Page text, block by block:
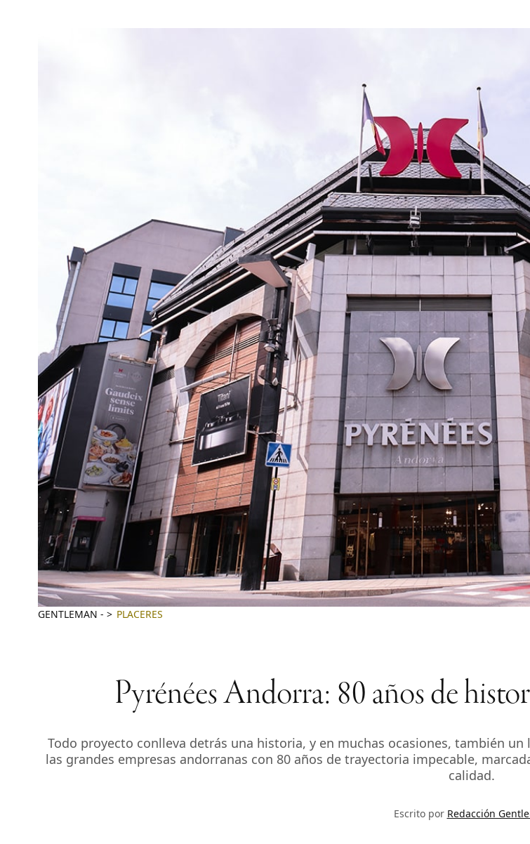
GENTLEMAN - PLACERES
Pyrénées Andorra: 80 años de
Todo proyecto conlleva detrás una historia, y en muchas ocasiones, también
las grandes empresas andorranas con 80 años de trayectoria impecable,
calidad.
Escrito por Redacción